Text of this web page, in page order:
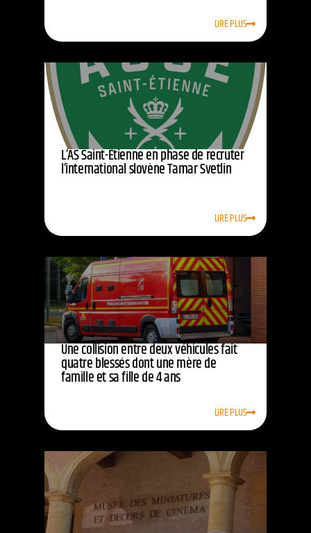
LIRE PLUS
L’AS Saint-Étienne en phase de recruter
l’international slovène Tamar Svetlin
LIRE PLUS
Une collision entre deux véhicules fait
quatre blessés dont une mère de
famille et sa fille de 4 ans
LIRE PLUS